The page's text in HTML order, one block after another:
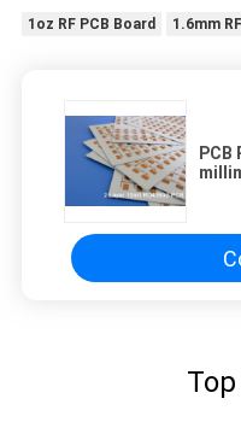
1oz RF PCB Board 1.6mm
PCB